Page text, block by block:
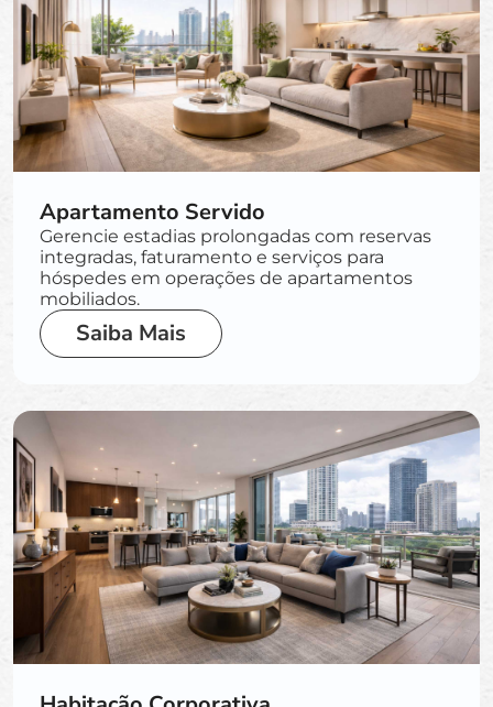
Apartamento Servido
Gerencie estadias prolongadas com reservas
integradas, faturamento e serviços para
hóspedes em operações de apartamentos
mobiliados.
Saiba Mais